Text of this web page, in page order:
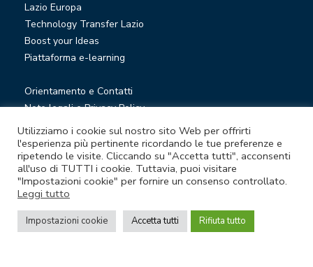
Lazio Europa
Technology Transfer Lazio
Boost your Ideas
Piattaforma e-learning
Orientamento e Contatti
Note legali e Privacy Policy
Privacy Newsletter
Società trasparente
Whistleblowing
© Lazio Innova S.p.A. società soggetta a direzione e
coordinamento della Regione Lazio
Sede legale Via Marco Aurelio 26 A - 00184 Roma
Utilizziamo i cookie sul nostro sito Web per offrirti
l'esperienza più pertinente ricordando le tue preferenze e
ripetendo le visite. Cliccando su "Accetta tutti", acconsenti
all'uso di TUTTI i cookie. Tuttavia, puoi visitare
"Impostazioni cookie" per fornire un consenso controllato.
Leggi tutto
Impostazioni cookie Accetta tutti Rifiuta tutto